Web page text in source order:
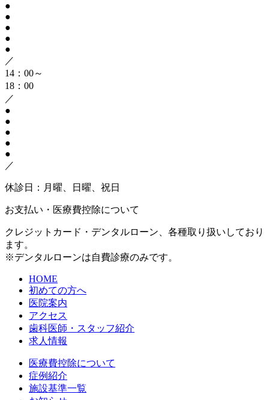
●
●
●
●
●
／
14：00～
18：00
／
●
●
●
●
●
／
休診日：月曜、日曜、祝日
お支払い・医療費控除について
クレジットカード・デンタルローン、各種取り扱いしており
ます。
※デンタルローンは自費診療のみです。
HOME
初めての方へ
医院案内
アクセス
歯科医師・スタッフ紹介
求人情報
医療費控除について
症例紹介
施設基準一覧